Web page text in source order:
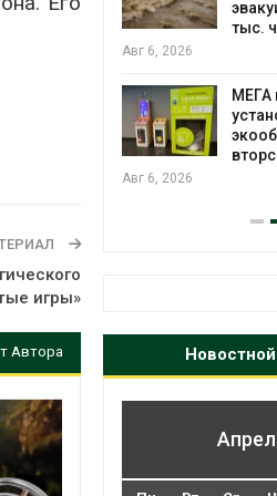
игры»
Автора
2025
тыс.
Авг 6, 2026
МЕГА
Авг 6, 2026